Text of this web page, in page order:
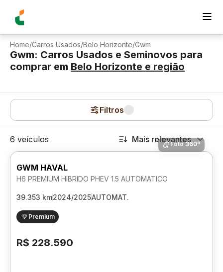
Home/Carros Usados/Belo Horizonte/Gwm
Gwm: Carros Usados e Seminovos para
comprar em Belo Horizonte e região
Filtros
6 veículos Mais relevantes
Foto 360º
GWM HAVAL
H6 PREMIUM HIBRIDO PHEV 1.5 AUTOMATICO
39.353 km2024/2025AUTOMAT.
Premium
R$ 228.590